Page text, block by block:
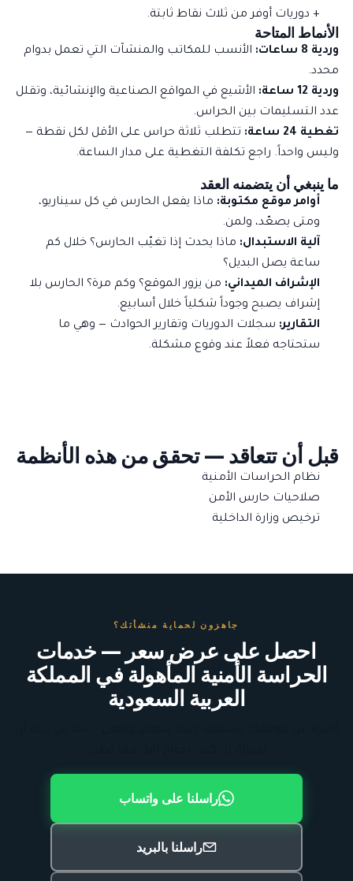
+ دوريات أوفر من ثلاث نقاط ثابتة.
الأنماط المتاحة
وردية 8 ساعات:
الأنسب للمكاتب والمنشآت التي تعمل بدوام
محدد.
وردية 12 ساعة:
الأشيع في المواقع الصناعية والإنشائية، وتقلل
عدد التسليمات بين الحراس.
تغطية 24 ساعة:
تتطلب ثلاثة حراس على الأقل لكل نقطة —
وليس واحداً. راجع تكلفة التغطية على مدار الساعة.
ما ينبغي أن يتضمنه العقد
أوامر موقع مكتوبة: ماذا يفعل الحارس في كل سيناريو،
ومتى يصعّد، ولمن.
آلية الاستبدال: ماذا يحدث إذا تغيّب الحارس؟ خلال كم
ساعة يصل البديل؟
الإشراف الميداني: من يزور الموقع؟ وكم مرة؟ الحارس بلا
إشراف يصبح وجوداً شكلياً خلال أسابيع.
التقارير: سجلات الدوريات وتقارير الحوادث — وهي ما
ستحتاجه فعلاً عند وقوع مشكلة.
قبل أن تتعاقد — تحقق من هذه الأنظمة
نظام الحراسات الأمنية
صلاحيات حارس الأمن
ترخيص وزارة الداخلية
جاهزون لحماية منشأتك؟
احصل على عرض سعر — خدمات
الحراسة الأمنية المأهولة في المملكة
العربية السعودية
راسلنا على واتساب
راسلنا بالبريد